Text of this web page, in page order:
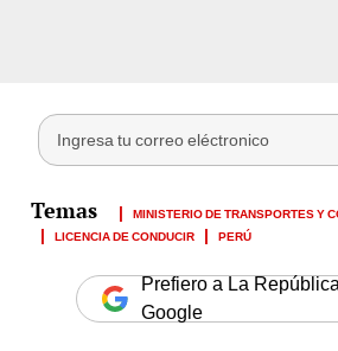
MINISTERIO DE TRANSPORTES Y
LICENCIA DE CONDUCIR
PERÚ
Prefiero a La
Google